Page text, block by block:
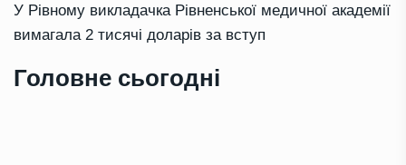
У Рівному викладачка Рівненської медичної академії
вимагала 2 тисячі доларів за вступ
Головне сьогодні